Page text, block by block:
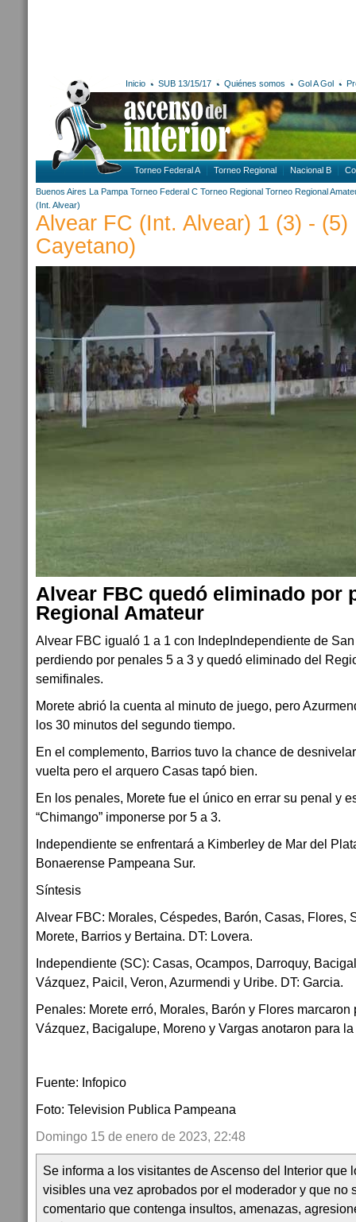
Inicio SUB 13/15/17 Quiénes somos Gol A Gol
Torneo Federal A Torneo Regional Nacional B
Buenos Aires La Pampa Torneo Federal C Torneo Regional Torneo Regional
(Int. Alvear)
Alvear FC (Int. Alvear) 1 (3) - (5)
Cayetano)
Alvear FBC quedó eliminado por
Regional Amateur
Alvear FBC igualó 1 a 1 con IndepIndependiente de
perdiendo por penales 5 a 3 y quedó eliminado del
semifinales.
Morete abrió la cuenta al minuto de juego, pero
los 30 minutos del segundo tiempo.
En el complemento, Barrios tuvo la chance de
vuelta pero el arquero Casas tapó bien.
En los penales, Morete fue el único en errar su penal y
“Chimango” imponerse por 5 a 3.
Independiente se enfrentará a Kimberley de Mar del
Bonaerense Pampeana Sur.
Síntesis
Alvear FBC: Morales, Céspedes, Barón, Casas, Flores,
Morete, Barrios y Bertaina. DT: Lovera.
Independiente (SC): Casas, Ocampos, Darroquy,
Vázquez, Paicil, Veron, Azurmendi y Uribe. DT: Garcia.
Penales: Morete erró, Morales, Barón y Flores
Vázquez, Bacigalupe, Moreno y Vargas anotaron para
Fuente: Infopico
Foto: Television Publica Pampeana
Domingo 15 de enero de 2023, 22:48
Se informa a los visitantes de Ascenso del Interior que
visibles una vez aprobados por el moderador y que no
comentario que contenga insultos, amenazas,